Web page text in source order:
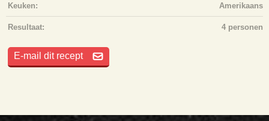
Keuken: Amerikaans
Resultaat: 4 personen
E-mail dit recept